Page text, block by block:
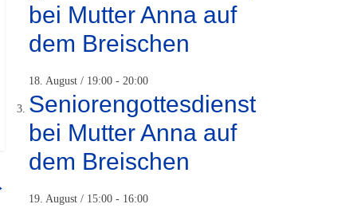
bei Mutter Anna auf
dem Breischen
18. August / 19:00 - 20:00
Seniorengottesdienst
bei Mutter Anna auf
dem Breischen
19. August / 15:00 - 16:00